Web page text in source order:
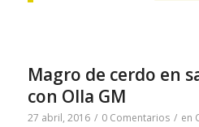
Magro de cerdo en
con Olla GM
27 abril, 2016 / 0 Comentarios / en